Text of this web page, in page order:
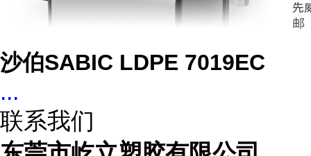
沙伯SABIC LDPE 7019EC
...
联系我们